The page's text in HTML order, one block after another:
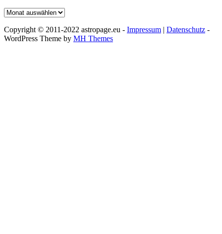
Archiv
Copyright © 2011-2022 astropage.eu - Impressum | Datenschutz -
WordPress Theme by MH Themes